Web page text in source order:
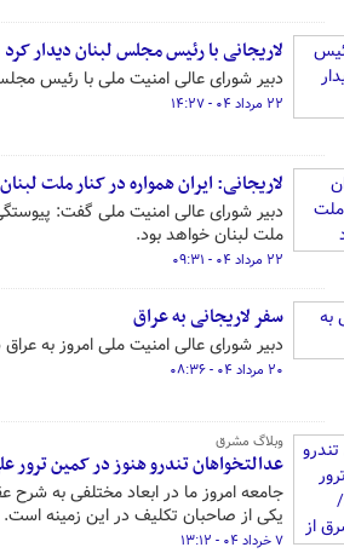
لاریجانی با رئیس مجلس لبنان دیدار کرد
دبیر شورای عالی امنیت ملی با رئیس
۲۲ مرداد ۰۴ - ۱۴:۲۷
لاریجانی: ایران همواره در کنار ملت
دبیر شورای عالی امنیت ملی گفت:
ملت لبنان خواهد بود.
۲۲ مرداد ۰۴ - ۰۹:۳۱
سفر لاریجانی به عراق
دبیر شورای عالی امنیت ملی امروز به
۲۰ مرداد ۰۴ - ۰۸:۳۶
وبلاگ مشرق
عدالتخواهان تندرو هنوز در کمین ترور
جامعه امروز ما در ابعاد مختلفی به شرح
یکی از صاحبان تکلیف در این زمینه است.
۷ خرداد ۰۴ - ۱۳:۱۲